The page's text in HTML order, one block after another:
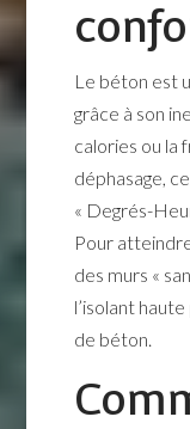
Le béton est
grâce à son
calories ou la
déphasage,
« Degrés-
Pour
des murs «
l’isolant
de béton.